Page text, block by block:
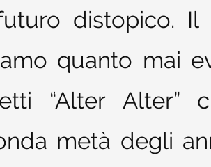
distopico.
quanto mai
“Alter Alter”
metà degli